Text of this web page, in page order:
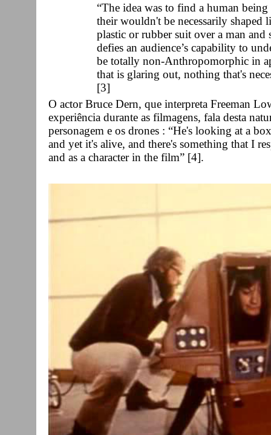
“The idea was to find a human
their wouldn't be necessarily
plastic or rubber suit over a man
defies an audience’s capability to
be totally non-Anthropomorphic in
that is glaring out, nothing that's
[3]
O actor Bruce Dern, que interpreta Freeman
experiência durante as filmagens, fala desta
personagem e os drones : “He's looking at a
and yet it's alive, and there's something that I
and as a character in the film” [4].